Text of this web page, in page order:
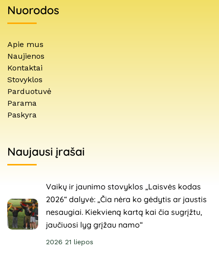
Nuorodos
Apie mus
Naujienos
Kontaktai
Stovyklos
Parduotuvė
Parama
Paskyra
Naujausi įrašai
Vaikų ir jaunimo stovyklos „Laisvės kodas
2026“ dalyvė: „Čia nėra ko gėdytis ar jaustis
nesaugiai. Kiekvieną kartą kai čia sugrįžtu,
jaučiuosi lyg grįžau namo“
2026 21 liepos